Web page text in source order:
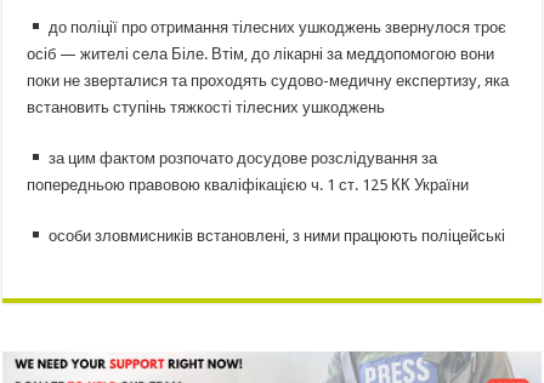
до поліції про отримання тілесних ушкоджень звернулося троє
осіб — жителі села Біле. Втім, до лікарні за меддопомогою вони
поки не зверталися та проходять судово-медичну експертизу, яка
встановить ступінь тяжкості тілесних ушкоджень
за цим фактом розпочато досудове розслідування за
попередньою правовою кваліфікацією ч. 1 ст. 125 КК України
особи зловмисників встановлені, з ними працюють поліцейські